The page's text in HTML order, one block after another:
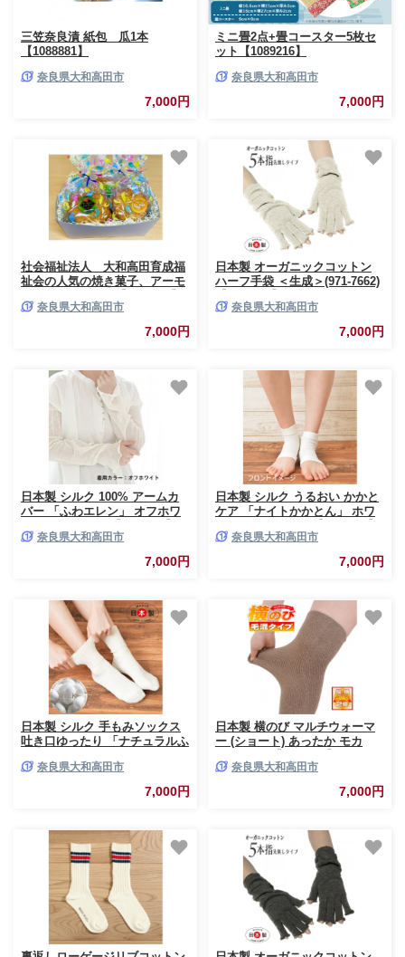
三笠奈良漬 紙包 瓜1本
【1088881】
奈良県大和高田市
7,000円
ミニ畳2点+畳コースター5枚セ
ット【1089216】
奈良県大和高田市
7,000円
社会福祉法人 大和高田育成福
祉会の人気の焼き菓子、アーモ
奈良県大和高田市
7,000円
日本製 オーガニックコットン
ハーフ手袋 ＜生成＞(971-7662)
奈良県大和高田市
7,000円
日本製 シルク 100% アームカ
バー 「ふわエレン」 オフホワ
奈良県大和高田市
7,000円
日本製 シルク うるおい かかと
ケア 「ナイトかかとん」 ホワ
奈良県大和高田市
7,000円
日本製 シルク 手もみソックス
吐き口ゆったり 「ナチュラルふ
【1320779】
奈良県大和高田市
7,000円
日本製 横のび マルチウォーマ
ー (ショート) あったか モカ
奈良県大和高田市
7,000円